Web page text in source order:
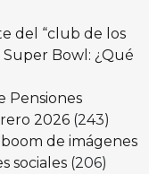
del “club de los
Bowl: ¿Qué
Pensiones
2026 (243)
de imágenes
sociales (206)